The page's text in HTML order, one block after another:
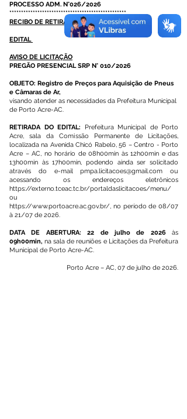
PROCESSO ADM. N°026/2026
**************************************************
RECIBO DE RETIRADA DE EDITAL
EDITAL
AVISO DE LICITAÇÃO
PREGÃO PRESENCIAL SRP N° 010/2026
OBJETO: Registro de Preços para Aquisição de Pneus
e Câmaras de Ar,
visando atender as necessidades da Prefeitura Municipal
de Porto Acre-AC.
RETIRADA DO EDITAL:
Prefeitura Municipal de Porto
Acre, sala da Comissão Permanente de Licitações,
localizada na Avenida Chicó Rabelo, 56 – Centro - Porto
Acre – AC, no horário de 08h00min às 12h00min e das
13h00min às 17h00min, podendo ainda ser solicitado
através do e-mailpmpa.licitacoes@gmail.com ou
acessando os endereços eletrônicos
https://externo.tceac.tc.br/portaldaslicitacoes/menu/
ou
https://www.portoacre.ac.gov.br/, no período de 08/07
à 21/07 de 2026.
DATA DE ABERTURA: 22 de julho de 2026 às
09h00min, na sala de reuniões e Licitações da Prefeitura
Municipal de Porto Acre-AC.
Porto Acre – AC, 07 de julho de 2026.